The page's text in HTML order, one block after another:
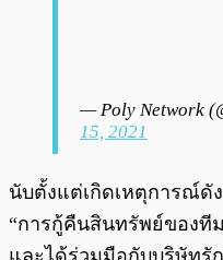
— Poly Network
15, 2021
นับตั้งแต่เกิดเหตุการณ์ดั
“การกู้คืนสินทรัพย์ของ